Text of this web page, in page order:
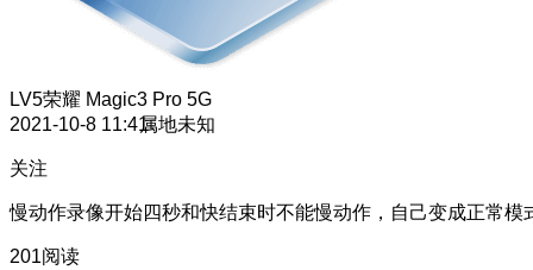
LV5荣耀 Magic3 Pro 5G
2021-10-8 11:41属地未知
关注
慢动作录像开始四秒和快结束时不能慢动作，自己变成正常模
201阅读